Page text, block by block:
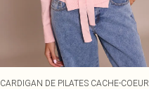
CARDIGAN DE PILATES CACHE-COEUR